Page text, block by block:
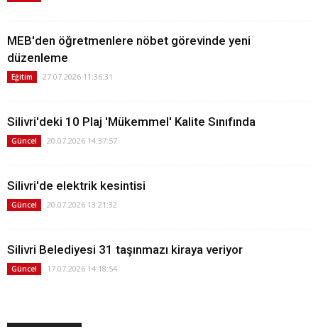
MEB'den öğretmenlere nöbet görevinde yeni
düzenleme
Eğitim 27.07.2026 11:36:31
Silivri'deki 10 Plaj 'Mükemmel' Kalite Sınıfında
Güncel 20.07.2026 14:37:57
Silivri'de elektrik kesintisi
Güncel 20.07.2026 13:21:32
Silivri Belediyesi 31 taşınmazı kiraya veriyor
Güncel 17.07.2026 14:18:54